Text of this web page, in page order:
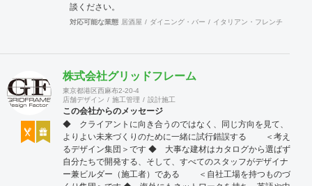
談ください。
対応可能な業態 居酒屋 ダイニング・バー イタリアン・フレンチ
株式会社グリッドフレーム
東京都港区西麻布2-20-4
店舗デザイン
施工管理 設計施工
この会社からのメッセージ
◆ クライアントに向き合うのではなく、同じ方向を見て、
よりよい未来づくりのために一緒に試行錯誤する ＜考え
るデザイン集団＞です ◆ 大事な建材はカタログから選ばず
自分たちで開発する、そして、すべてのスタッフがデザイナ
ー兼ビルダー（施工者）である ＜自社工場を持つものづ